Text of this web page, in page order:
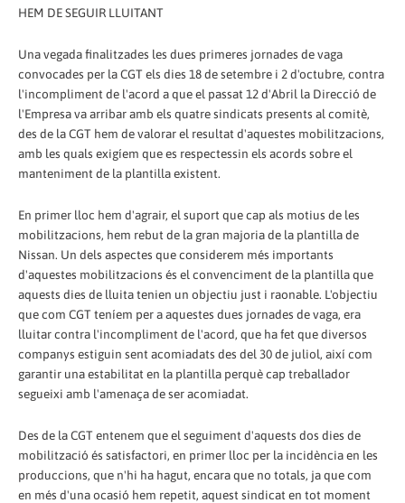
HEM DE SEGUIR LLUITANT
Una vegada finalitzades les dues primeres jornades de vaga
convocades per la CGT els dies 18 de setembre i 2 d'octubre, contra
l'incompliment de l'acord a que el passat 12 d'Abril la Direcció de
l'Empresa va arribar amb els quatre sindicats presents al comitè,
des de la CGT hem de valorar el resultat d'aquestes mobilitzacions,
amb les quals exigíem que es respectessin els acords sobre el
manteniment de la plantilla existent.
En primer lloc hem d'agrair, el suport que cap als motius de les
mobilitzacions, hem rebut de la gran majoria de la plantilla de
Nissan. Un dels aspectes que considerem més importants
d'aquestes mobilitzacions és el convenciment de la plantilla que
aquests dies de lluita tenien un objectiu just i raonable. L'objectiu
que com CGT teníem per a aquestes dues jornades de vaga, era
lluitar contra l'incompliment de l'acord, que ha fet que diversos
companys estiguin sent acomiadats des del 30 de juliol, així com
garantir una estabilitat en la plantilla perquè cap treballador
segueixi amb l'amenaça de ser acomiadat.
Des de la CGT entenem que el seguiment d'aquests dos dies de
mobilització és satisfactori, en primer lloc per la incidència en les
produccions, que n'hi ha hagut, encara que no totals, ja que com
en més d'una ocasió hem repetit, aquest sindicat en tot moment